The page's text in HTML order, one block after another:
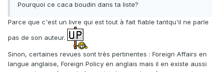
Pourquoi ce caca boudin dans ta liste?
Parce que c'est un livre qui est tout à fait fiable tantqu'il ne parle
pas de son auteur.
Sinon, certaines revues sont très pertinentes : Foreign Affairs en
langue anglaise, Foreign Policy en anglais mais il en existe aussi